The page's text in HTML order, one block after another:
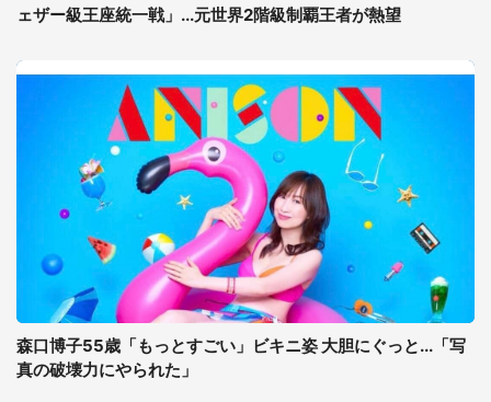
ェザー級王座統一戦」...元世界2階級制覇王者が熱望
森口博子55歳「もっとすごい」ビキニ姿 大胆にぐっと...「写
真の破壊力にやられた」